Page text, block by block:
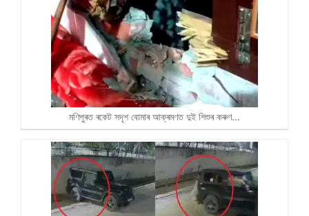
মণিপুৰত ৰকেট সদৃশ বোমাৰ আক্ৰমণত দুই শিশুৰ কৰুণ…